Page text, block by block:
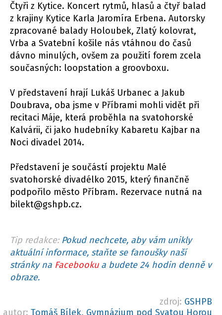
Čtyři z Kytice. Koncert rytmů, hlasů a čtyř balad
z krajiny Kytice Karla Jaromíra Erbena. Autorsky
zpracované balady Holoubek, Zlatý kolovrat,
Vrba a Svatební košile nás vtáhnou do časů
dávno minulých, ovšem za použití forem zcela
současných: loopstation a groovboxu.
V představení hrají Lukáš Urbanec a Jakub
Doubrava, oba jsme v Příbrami mohli vidět při
recitaci Máje, která proběhla na svatohorské
Kalvárii, či jako hudebníky Kabaretu Kajbar na
Noci divadel 2014.
Představení je součástí projektu Malé
svatohorské divadélko 2015, který finančně
podpořilo město Příbram. Rezervace nutná na
bilekt@gshpb.cz.
Tip redakce: Pokud nechcete, aby vám unikly
aktuální informace, staňte se fanoušky naší
stránky na Facebookua budete 24 hodin denně v
obraze.
zdroj: GSHPB
autor: Tomáš Bílek, Gymnázium pod Svatou Horou